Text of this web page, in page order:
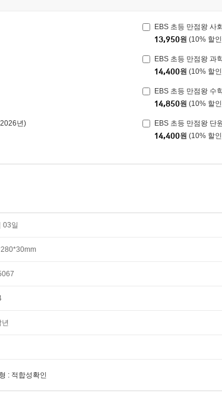
EBS 초등 만점왕 사
13,950원 (10% 할
EBS 초등 만점왕 과
14,400원 (10% 할
EBS 초등 만점왕 수
14,850원 (10% 할
년)
EBS 초등 만점왕 단
14,400원 (10% 할
03일
: 적합성확인